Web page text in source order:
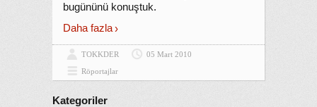
bugününü konuştuk.
Daha fazla
TOKKDER
05 Mart 2010
Röportajlar
Kategoriler